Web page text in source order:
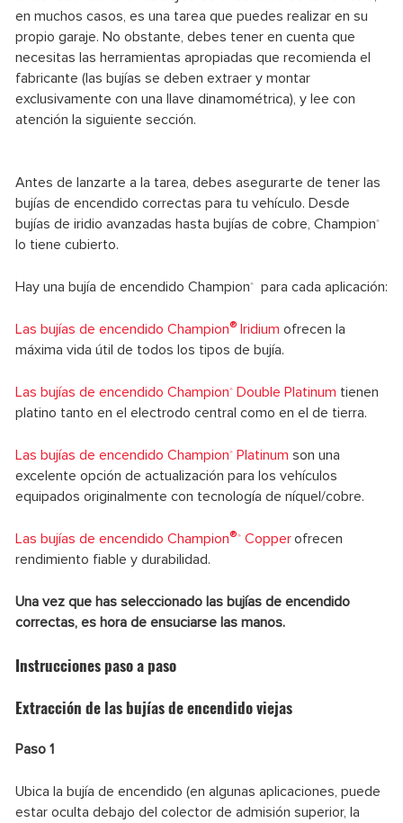
en muchos casos, es una tarea que puedes realizar en su
propio garaje. No obstante, debes tener en cuenta que
necesitas las herramientas apropiadas que recomienda el
fabricante (las bujías se deben extraer y montar
exclusivamente con una llave dinamométrica), y lee con
atención la siguiente sección.
Antes de lanzarte a la tarea, debes asegurarte de tener las
bujías de encendido correctas para tu vehículo. Desde
bujías de iridio avanzadas hasta bujías de cobre, Champion®
lo tiene cubierto.
Hay una bujía de encendido Champion® para cada aplicación:
Las bujías de encendido Champion® Iridium ofrecen la
máxima vida útil de todos los tipos de bujía.
Las bujías de encendido Champion® Double Platinum tienen
platino tanto en el electrodo central como en el de tierra.
Las bujías de encendido Champion® Platinum son una
excelente opción de actualización para los vehículos
equipados originalmente con tecnología de níquel/cobre.
Las bujías de encendido Champion®® Copperofrecen
rendimiento fiable y durabilidad.
Una vez que has seleccionado las bujías de encendido
correctas, es hora de ensuciarse las manos.
Instrucciones paso a paso
Extracción de las bujías de encendido viejas
Paso 1
Ubica la bujía de encendido (en algunas aplicaciones, puede
estar oculta debajo del colector de admisión superior, la